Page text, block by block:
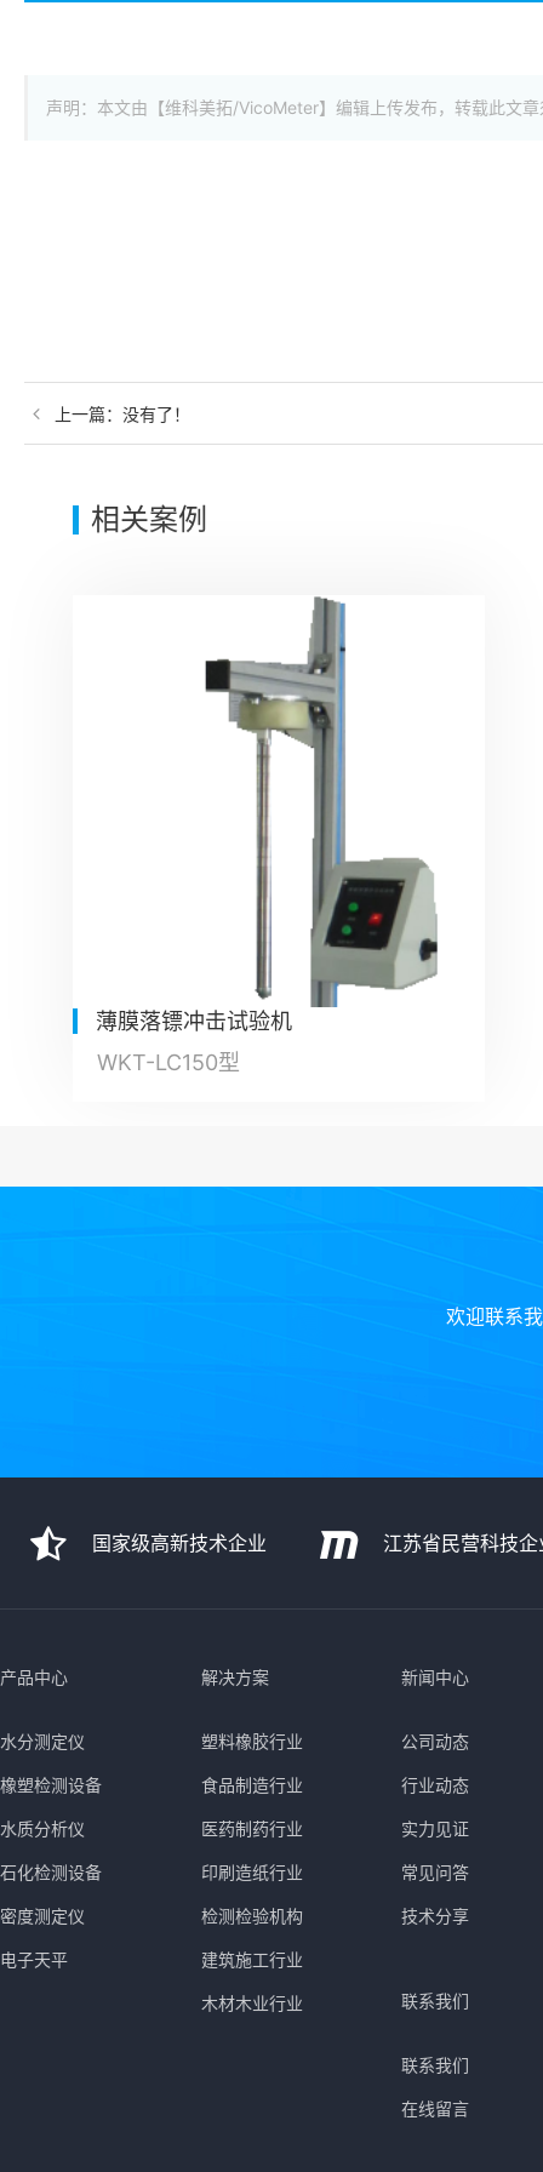
声明：本文由【维科美拓/VicoMeter】编辑上传发布，转载此文
上一篇： 没有了！
相关案例
薄膜落镖冲击试验机
WKT-LC150型
欢迎联系
国家级高新技术企业 江苏省民营科技企
产品中心
水分测定仪
橡塑检测设备
水质分析仪
石化检测设备
密度测定仪
电子天平
解决方案
塑料橡胶行业
食品制造行业
医药制药行业
印刷造纸行业
检测检验机构
建筑施工行业
木材木业行业
新闻中心
公司动态
行业动态
实力见证
常见问答
技术分享
联系我们
联系我们
在线留言